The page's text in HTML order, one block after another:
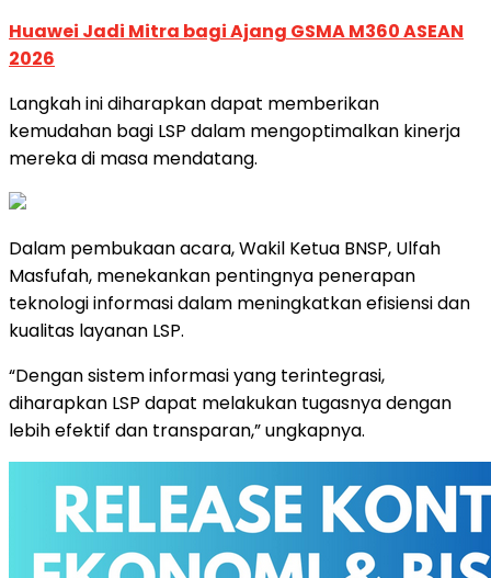
Huawei Jadi Mitra bagi Ajang GSMA M360 ASEAN
2026
Langkah ini diharapkan dapat memberikan
kemudahan bagi LSP dalam mengoptimalkan kinerja
mereka di masa mendatang.
Dalam pembukaan acara, Wakil Ketua BNSP, Ulfah
Masfufah, menekankan pentingnya penerapan
teknologi informasi dalam meningkatkan efisiensi dan
kualitas layanan LSP.
“Dengan sistem informasi yang terintegrasi,
diharapkan LSP dapat melakukan tugasnya dengan
lebih efektif dan transparan,” ungkapnya.